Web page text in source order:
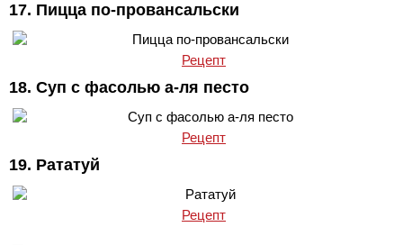
17. Пицца по-провансальски
Рецепт
18. Суп с фасолью а-ля песто
Рецепт
19. Рататуй
Рецепт